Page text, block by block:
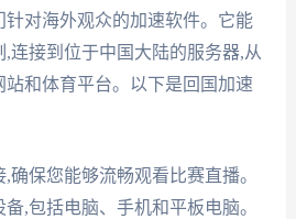
针对海外观众的加速软件。它能
连接到位于中国大陆的服务器,从
和体育平台。以下是回国加速
确保您能够流畅观看比赛直播。
,包括电脑、手机和平板电脑。